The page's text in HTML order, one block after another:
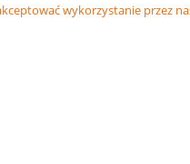
wykorzystanie przez